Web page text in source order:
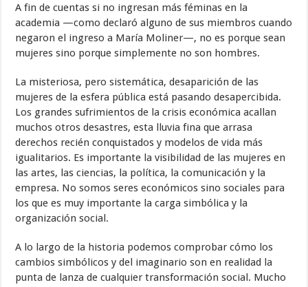
A fin de cuentas si no ingresan más féminas en la
academia —como declaró alguno de sus miembros cuando
negaron el ingreso a María Moliner—, no es porque sean
mujeres sino porque simplemente no son hombres.
La misteriosa, pero sistemática, desaparición de las
mujeres de la esfera pública está pasando desapercibida.
Los grandes sufrimientos de la crisis económica acallan
muchos otros desastres, esta lluvia fina que arrasa
derechos recién conquistados y modelos de vida más
igualitarios. Es importante la visibilidad de las mujeres en
las artes, las ciencias, la política, la comunicación y la
empresa. No somos seres económicos sino sociales para
los que es muy importante la carga simbólica y la
organización social.
A lo largo de la historia podemos comprobar cómo los
cambios simbólicos y del imaginario son en realidad la
punta de lanza de cualquier transformación social. Mucho